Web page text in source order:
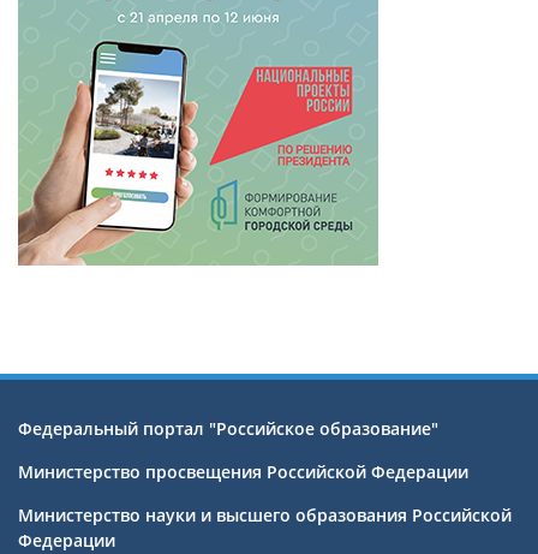
Федеральный портал "Российское образование"
Министерство просвещения Российской Федерации
Министерство науки и высшего образования Российской
Федерации